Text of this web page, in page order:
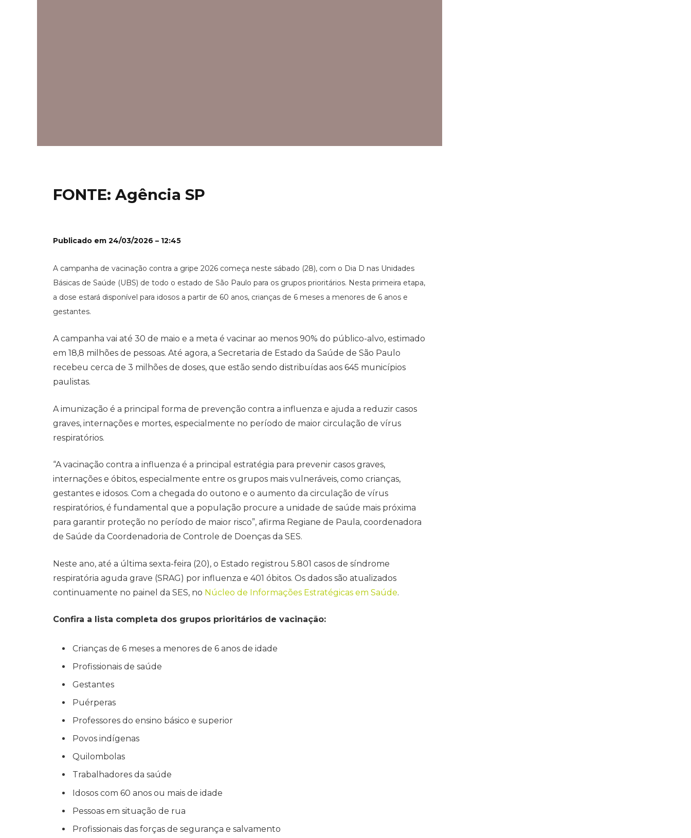
FONTE: Agência SP
Publicado em 24/03/2026 – 12:45
A campanha de vacinação contra a gripe 2026 começa neste sábado (28), com o Dia D nas Unidades
Básicas de Saúde (UBS) de todo o estado de São Paulo para os grupos prioritários. Nesta primeira etapa,
a dose estará disponível para idosos a partir de 60 anos, crianças de 6 meses a menores de 6 anos e
gestantes.
A campanha vai até 30 de maio e a meta é vacinar ao menos 90% do público-alvo, estimado
em 18,8 milhões de pessoas. Até agora, a Secretaria de Estado da Saúde de São Paulo
recebeu cerca de 3 milhões de doses, que estão sendo distribuídas aos 645 municípios
paulistas.
A imunização é a principal forma de prevenção contra a influenza e ajuda a reduzir casos
graves, internações e mortes, especialmente no período de maior circulação de vírus
respiratórios.
“A vacinação contra a influenza é a principal estratégia para prevenir casos graves,
internações e óbitos, especialmente entre os grupos mais vulneráveis, como crianças,
gestantes e idosos. Com a chegada do outono e o aumento da circulação de vírus
respiratórios, é fundamental que a população procure a unidade de saúde mais próxima
para garantir proteção no período de maior risco”, afirma Regiane de Paula, coordenadora
de Saúde da Coordenadoria de Controle de Doenças da SES.
Neste ano, até a última sexta-feira (20), o Estado registrou 5.801 casos de síndrome
respiratória aguda grave (SRAG) por influenza e 401 óbitos. Os dados são atualizados
continuamente no painel da SES, no Núcleo de Informações Estratégicas em Saúde.
Confira a lista completa dos grupos prioritários de vacinação:
Crianças de 6 meses a menores de 6 anos de idade
Profissionais de saúde
Gestantes
Puérperas
Professores do ensino básico e superior
Povos indígenas
Quilombolas
Trabalhadores da saúde
Idosos com 60 anos ou mais de idade
Pessoas em situação de rua
Profissionais das forças de segurança e salvamento